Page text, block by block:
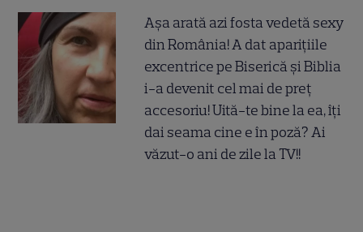
Așa arată azi fosta vedetă sexy
din România! A dat aparițiile
excentrice pe Biserică și Biblia
i-a devenit cel mai de preț
accesoriu! Uită-te bine la ea, îți
dai seama cine e în poză? Ai
văzut-o ani de zile la TV!!